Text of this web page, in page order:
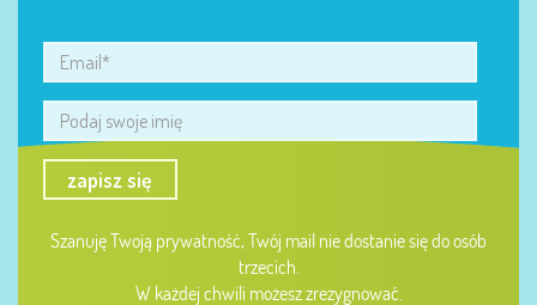
zapisz się
Szanuję Twoją prywatność, Twój mail nie dostanie się do osób
trzecich.
W każdej chwili możesz zrezygnować.